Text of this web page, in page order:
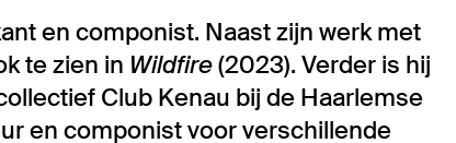
en componist. Naast zijn werk met
te zien in Wildfire(2023). Verder is hij
Club Kenau bij de Haarlemse
en componist voor verschillende